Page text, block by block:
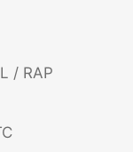
/ RAP